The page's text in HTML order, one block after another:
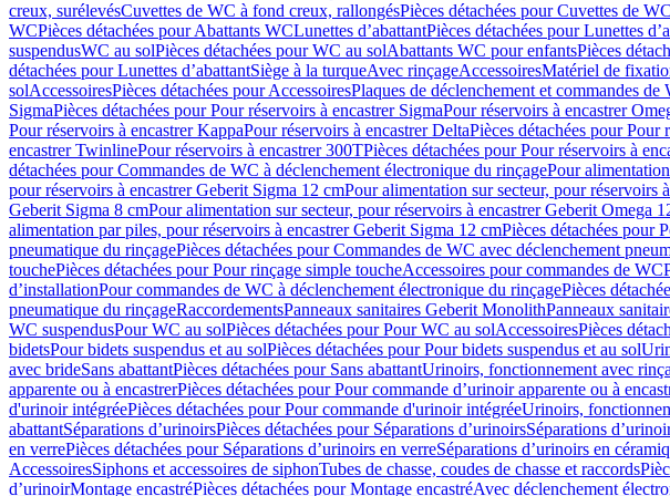
creux, surélevésCuvettes de WC à fond creux, rallongésPièces détachées pour Cuvettes de
WCPièces détachées pour Abattants WCLunettes d’abattantPièces détachées pour Lunettes
suspendusWC au solPièces détachées pour WC au solAbattants WC pour enfantsPièces
détachées pour Lunettes d’abattantSiège à la turqueAvec rinçageAccessoiresMatériel de
solAccessoiresPièces détachées pour AccessoiresPlaques de déclenchement et commandes de
SigmaPièces détachées pour Pour réservoirs à encastrer SigmaPour réservoirs à encastrer
Pour réservoirs à encastrer KappaPour réservoirs à encastrer DeltaPièces détachées pour Pour
encastrer TwinlinePour réservoirs à encastrer 300TPièces détachées pour Pour réservoirs à
détachées pour Commandes de WC à déclenchement électronique du rinçagePour
pour réservoirs à encastrer Geberit Sigma 12 cmPour alimentation sur secteur, pour réservoirs
Geberit Sigma 8 cmPour alimentation sur secteur, pour réservoirs à encastrer Geberit Omega
alimentation par piles, pour réservoirs à encastrer Geberit Sigma 12 cmPièces détachées pour
pneumatique du rinçagePièces détachées pour Commandes de WC avec déclenchement
touchePièces détachées pour Pour rinçage simple toucheAccessoires pour commandes de WC
d’installationPour commandes de WC à déclenchement électronique du rinçagePièces
pneumatique du rinçageRaccordementsPanneaux sanitaires Geberit MonolithPanneaux
WC suspendusPour WC au solPièces détachées pour Pour WC au solAccessoiresPièces
bidetsPour bidets suspendus et au solPièces détachées pour Pour bidets suspendus et au sol
avec brideSans abattantPièces détachées pour Sans abattantUrinoirs, fonctionnement avec
apparente ou à encastrerPièces détachées pour Pour commande d’urinoir apparente ou à
d'urinoir intégréePièces détachées pour Pour commande d'urinoir intégréeUrinoirs,
abattantSéparations d’urinoirsPièces détachées pour Séparations d’urinoirsSéparations
en verrePièces détachées pour Séparations d’urinoirs en verreSéparations d’urinoirs en
AccessoiresSiphons et accessoires de siphonTubes de chasse, coudes de chasse et raccords
dʼurinoirMontage encastréPièces détachées pour Montage encastréAvec déclenchement